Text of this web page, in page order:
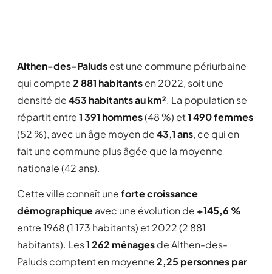
Althen-des-Paludsest une commune périurbaine
qui compte2 881 habitantsen 2022, soit une
densité de453 habitants au km². La population se
répartit entre1 391 hommes(48 %) et1 490 femmes
(52 %), avec un âge moyen de43,1 ans, ce qui en
fait une commune plus âgée que la moyenne
nationale (42 ans).
Cette ville connaît uneforte croissance
démographiqueavec une évolution de +145,6 %
entre 1968 (1 173 habitants) et 2022 (2 881
habitants). Les1 262 ménagesde Althen-des-
Paluds comptent en moyenne2,25 personnes par